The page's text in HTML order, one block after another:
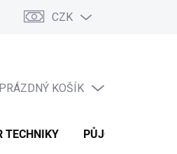
CZK
NÁKUPNÍ
PRÁZDNÝ KOŠÍK
TECHNIKY PŮJČOVNA